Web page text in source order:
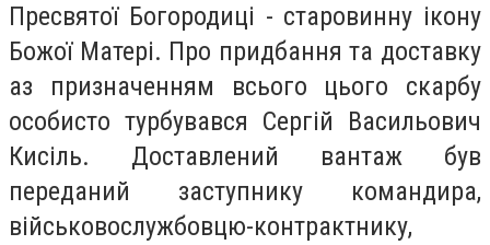
Пресвятої Богородиці - старовинну ікону
Божої Матері. Про придбання та доставку
аз призначенням всього цього скарбу
особисто турбувався Сергій Васильович
Кисіль. Доставлений вантаж був
переданий заступнику командира,
військовослужбовцю-контрактнику,